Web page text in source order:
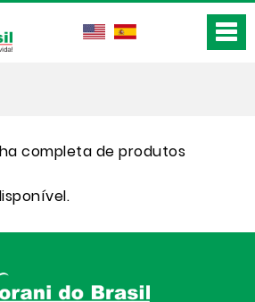
completa de produtos